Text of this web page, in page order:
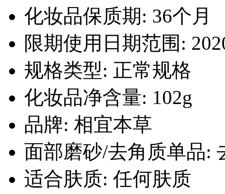
化妆品保质期: 36个月
限期使用日期范围:
规格类型: 正常规格
化妆品净含量: 102g
品牌: 相宜本草
面部磨砂/去角质单品:
适合肤质: 任何肤质